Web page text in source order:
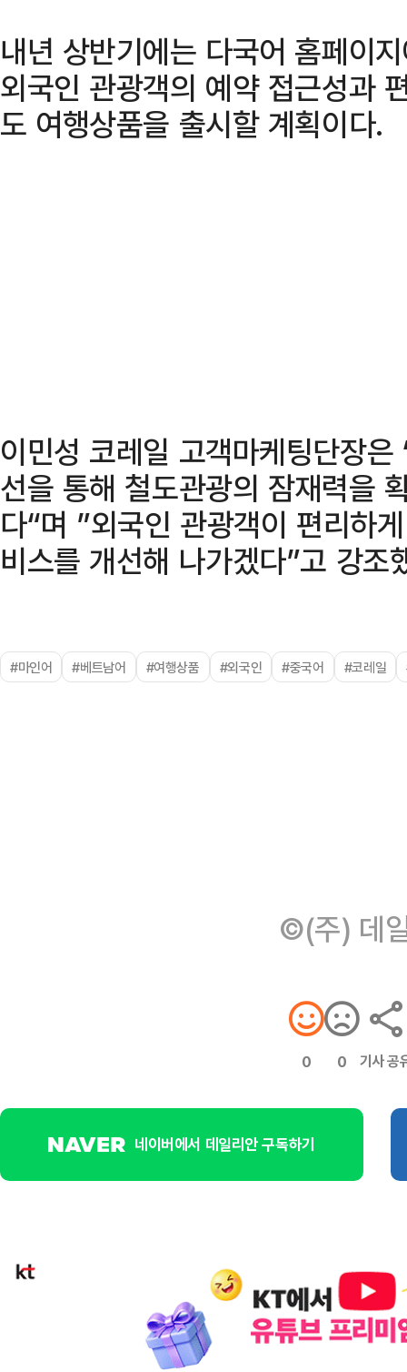
내년 상반기에는 다국어 홈페이
외국인 관광객의 예약 접근성과
도 여행상품을 출시할 계획이다.
이민성 코레일 고객마케팅단장
선을 통해 철도관광의 잠재력을
다“며 ”외국인 관광객이 편리하
비스를 개선해 나가겠다”고 강조
#마인어 #베트남어 #여행상품 #외국인 #중국어 #코레일
©(주) 데
0 0 기사 공
네이버에서 데일리안 구독하기